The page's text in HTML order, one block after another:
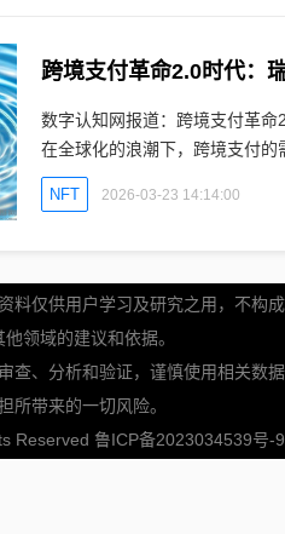
数字认知网报道：跨境支付革
在全球化的浪潮下，跨境支付
中间环节，导致支付速度慢、
NFT 2026-03-23 14:14:00
料仅供用户学习及研究之用，不构成
领域的建议和依据。
查、分析和验证，谨慎使用相关数据
所带来的一切风险。
Reserved 鲁ICP备2023034539号-9